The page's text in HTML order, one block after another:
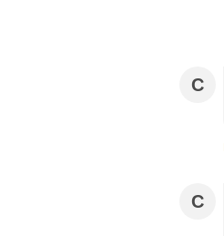
C
C